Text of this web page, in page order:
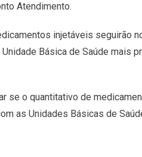
Atendimento.
injetáveis seguirão
Básica de Saúde mais
se o quantitativo de
as Unidades Básicas de